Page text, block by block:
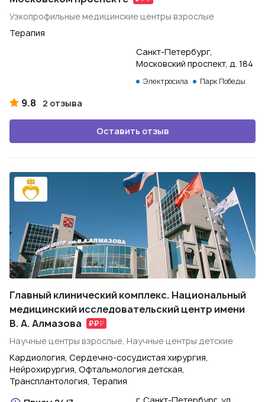
Узкопрофильные медицинские центры взрослые
Терапия
Санкт-Петербург,
Московский проспект, д. 184
Электросила Парк Победы
9.8 2 отзыва
Оставить отзыв
Главный клинический комплекс. Национальный
медицинский исследовательский центр имени
В. А. Алмазова
Научные центры взрослые, Научные центры детские
Кардиология, Сердечно-сосудистая хирургия,
Нейрохирургия, Офтальмология детская,
Трансплантология, Терапия